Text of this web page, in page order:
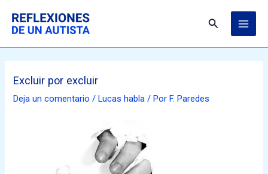
contenido
Buscar
Excluir por excluir
Deja un comentario /Lucas habla / PorF. Paredes